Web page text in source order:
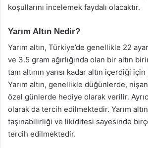
koşullarını incelemek faydalı olacaktır.
Yarım Altın Nedir?
Yarım altın, Türkiye’de genellikle 22
ve 3.5 gram ağırlığında olan bir altın
tam altının yarısı kadar altın içerdiği için
Yarım altın, genellikle düğünlerde,
özel günlerde hediye olarak verilir.
olarak da tercih edilmektedir. Yarım
taşınabilirliği ve likiditesi sayesinde
tercih edilmektedir.